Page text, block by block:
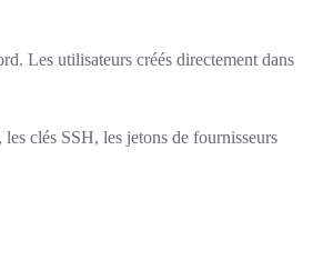
Les utilisateurs créés directement dans
clés SSH, les jetons de fournisseurs